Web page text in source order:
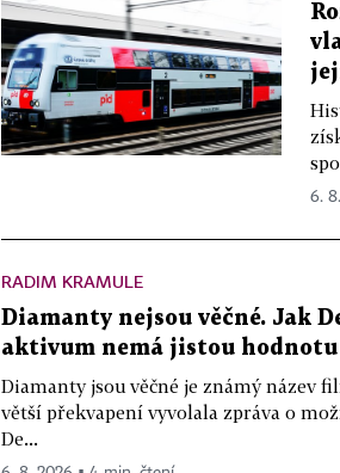
6.
RADIM KRAMULE
Diamanty nejsou věčné. Jak
aktivum nemá jistou hodnotu
Diamanty jsou věčné je známý název
větší překvapení vyvolala zpráva o
De...